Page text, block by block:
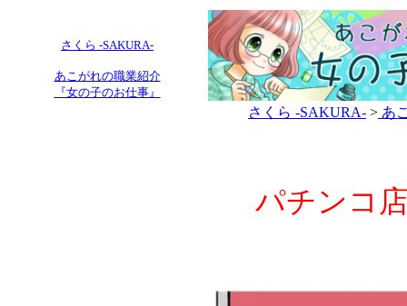
さくら -SAKURA-
あこがれの職業紹介
『女の子のお仕事』
さくら -SAKURA- > あ
パチンコ